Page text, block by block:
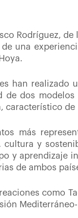
Rodríguez, de
una
han realizado
dos modelos
característico de
más
y
y aprendizaje
de ambos
como